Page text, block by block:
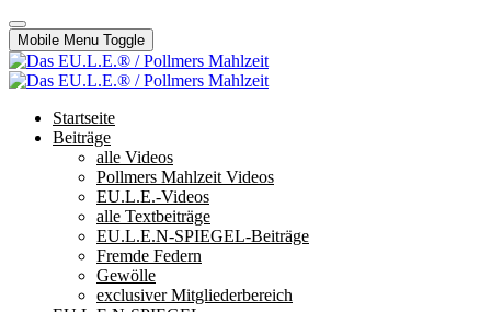
Mobile Menu Toggle
Startseite
Beiträge
alle Videos
Pollmers Mahlzeit Videos
EU.L.E.-Videos
alle Textbeiträge
EU.L.E.N-SPIEGEL-Beiträge
Fremde Federn
Gewölle
exclusiver Mitgliederbereich